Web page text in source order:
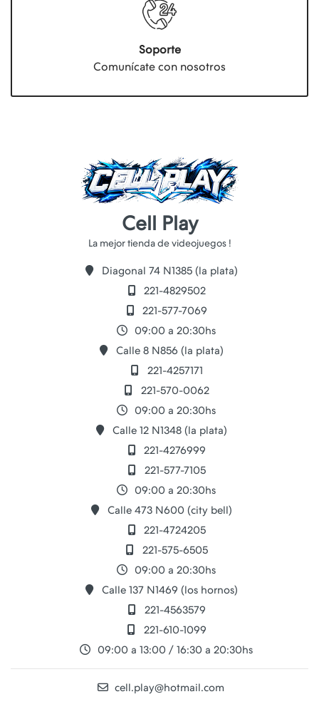
Soporte
Comunícate con nosotros
Cell Play
Diagonal 74 N1385 (la plata)
221-4829502
221-577-7069
09:00 a 20:30hs
Calle 8 N856 (la plata)
221-4257171
221-570-0062
09:00 a 20:30hs
Calle 12 N1348 (la plata)
221-4276999
221-577-7105
09:00 a 20:30hs
Calle 473 N600 (city bell)
221-4724205
221-575-6505
09:00 a 20:30hs
Calle 137 N1469 (los hornos)
221-4563579
221-610-1099
09:00 a 13:00 / 16:30 a 20:30hs
cell.play@hotmail.com